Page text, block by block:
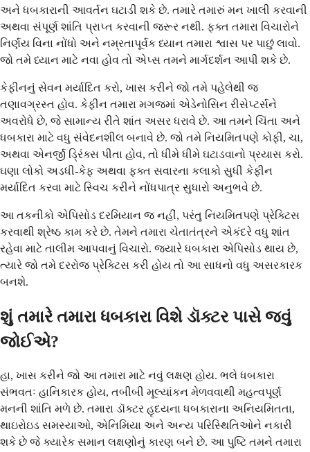
અને ધબકારાની આવર્તન ઘટાડી શકે છે. તમારે તમારું મન ખાલી કરવાની
અથવા સંપૂર્ણ શાંતિ પ્રાપ્ત કરવાની જરૂર નથી. ફક્ત તમારા વિચારોને
નિર્ણય વિના નોંધો અને નમ્રતાપૂર્વક ધ્યાન તમારા શ્વાસ પર પાછું લાવો.
જો તમે ધ્યાન માટે નવા હોવ તો એપ્સ તમને માર્ગદર્શન આપી શકે છે.
કેફીનનું સેવન મર્યાદિત કરો, ખાસ કરીને જો તમે પહેલેથી જ
તણાવગ્રસ્ત હોવ. કેફીન તમારા મગજમાં એડેનોસિન રીસેપ્ટર્સને
અવરોધે છે, જે સામાન્ય રીતે શાંત અસર ધરાવે છે. આ તમને ચિંતા અને
ધબકારા માટે વધુ સંવેદનશીલ બનાવે છે. જો તમે નિયમિતપણે કોફી, ચા,
અથવા એનર્જી ડ્રિંક્સ પીતા હોવ, તો ધીમે ધીમે ઘટાડવાનો પ્રયાસ કરો.
ઘણા લોકો અડધી-કેફ અથવા ફક્ત સવારના કલાકો સુધી કેફીન
મર્યાદિત કરવા માટે સ્વિચ કરીને નોંધપાત્ર સુધારો અનુભવે છે.
આ તકનીકો એપિસોડ દરમિયાન જ નહીં, પરંતુ નિયમિતપણે પ્રેક્ટિસ
કરવાથી શ્રેષ્ઠ કામ કરે છે. તેમને તમારા ચેતાતંત્રને એકંદરે વધુ શાંત
રહેવા માટે તાલીમ આપવાનું વિચારો. જ્યારે ધબકારા એપિસોડ થાય છે,
ત્યારે જો તમે દરરોજ પ્રેક્ટિસ કરી હોય તો આ સાધનો વધુ અસરકારક
બનશે.
શું તમારે તમારા ધબકારા વિશે ડૉક્ટર પાસે જવું
જોઈએ?
હા, ખાસ કરીને જો આ તમારા માટે નવું લક્ષણ હોય. ભલે ધબકારા
સંભવતઃ હાનિકારક હોય, તબીબી મૂલ્યાંકન મેળવવાથી મહત્વપૂર્ણ
મનની શાંતિ મળે છે. તમારા ડૉક્ટર હૃદયના ધબકારાના અનિયમિતતા,
થાઇરોઇડ સમસ્યાઓ, એનિમિયા અને અન્ય પરિસ્થિતિઓને નકારી
શકે છે જે ક્યારેક સમાન લક્ષણોનું કારણ બને છે. આ પુષ્ટિ તમને તમારા